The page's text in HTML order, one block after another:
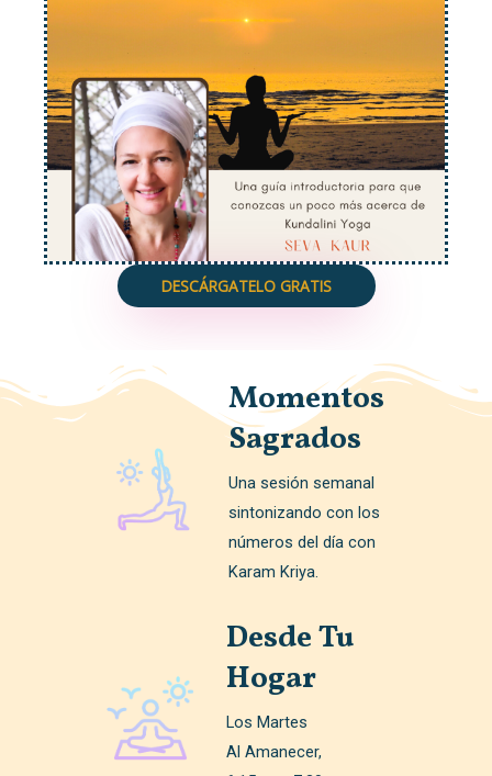
DESCÁRGATELO GRATIS
Momentos
Sagrados
Una sesión semanal
sintonizando con los
números del día con
Karam Kriya.
Desde Tu
Hogar
Los Martes
Al Amanecer,